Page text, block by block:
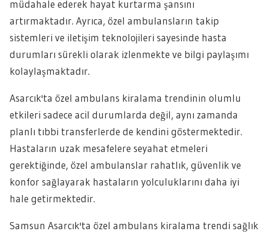
müdahale ederek hayat kurtarma şansını
artırmaktadır. Ayrıca, özel ambulansların takip
sistemleri ve iletişim teknolojileri sayesinde hasta
durumları sürekli olarak izlenmekte ve bilgi paylaşımı
kolaylaşmaktadır.
Asarcık'ta özel ambulans kiralama trendinin olumlu
etkileri sadece acil durumlarda değil, aynı zamanda
planlı tıbbi transferlerde de kendini göstermektedir.
Hastaların uzak mesafelere seyahat etmeleri
gerektiğinde, özel ambulanslar rahatlık, güvenlik ve
konfor sağlayarak hastaların yolculuklarını daha iyi
hale getirmektedir.
Samsun Asarcık'ta özel ambulans kiralama trendi sağlık